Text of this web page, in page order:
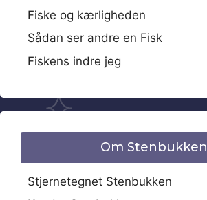
Fiske og kærligheden
Sådan ser andre en Fisk
Fiskens indre jeg
Om Stenbukken
Stjernetegnet Stenbukken